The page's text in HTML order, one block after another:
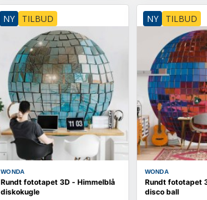
NY TILBUD
WONDA
Rundt fototapet 3D - Himmelblå
diskokugle
NY TILBUD
WONDA
Rundt fototapet
disco ball